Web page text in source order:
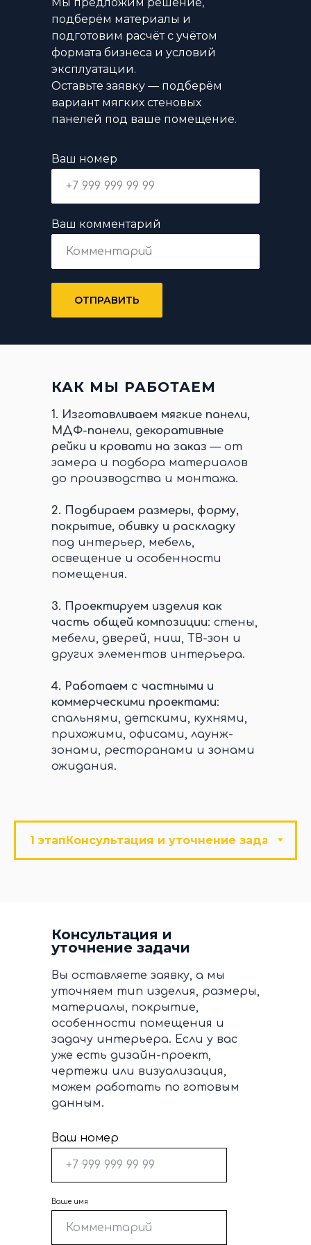
подберём материалы и
подготовим расчёт с учётом
формата бизнеса и условий
эксплуатации.
Оставьте заявку — подберём
вариант мягких стеновых
панелей под ваше помещение.
Ваш номер
Ваш комментарий
ОТПРАВИТЬ
КАК МЫ РАБОТАЕМ
1. Изготавливаем мягкие панели,
МДФ-панели, декоративные
рейки и кровати на заказ — от
замера и подбора материалов
до производства и монтажа.
2. Подбираем размеры, форму,
покрытие, обивку и раскладку
под интерьер, мебель,
освещение и особенности
помещения.
3. Проектируем изделия как
часть общей композиции: стены,
мебели, дверей, ниш, ТВ-зон и
других элементов интерьера.
4. Работаем с частными и
коммерческими проектами:
спальнями, детскими, кухнями,
прихожими, офисами, лаунж-
зонами, ресторанами и зонами
ожидания.
Консультация и
уточнение задачи
Вы оставляете заявку, а мы
уточняем тип изделия, размеры,
материалы, покрытие,
особенности помещения и
задачу интерьера. Если у вас
уже есть дизайн-проект,
чертежи или визуализация,
можем работать по готовым
данным.
Ваш номер
Ваше имя